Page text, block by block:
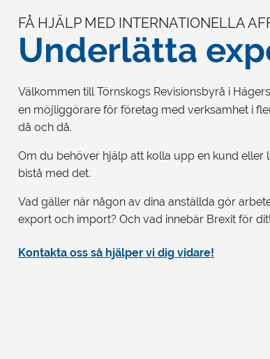
FÅ HJÄLP MED INTERNATIONELLA
Underlätta
Välkommen till Törnskogs Revisionsbyrå i
en möjliggörare för företag med verksamhet i
då och då.
Om du behöver hjälp att kolla upp en kund eller
bistå med det.
Vad gäller när någon av dina anställda gör
export och import? Och vad innebär Brexit för
Kontakta oss så hjälper vi dig vidare!